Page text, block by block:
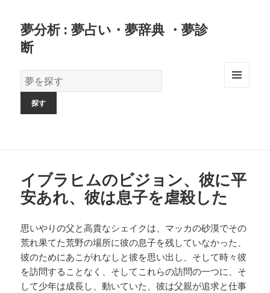
夢分析 : 夢占い・夢辞典 ・夢診
断
夢
の
イブラヒムのビジョン、彼に平
安あれ、彼は息子を虐殺した
思いやりの父と高貴なシェイクは、マッカの砂漠でその
荒れ果てた荒野の場所に彼の息子を残していなかった、
彼のためにあこがれなしと彼を思い出し、そして時々彼
を訪問することなく、そしてこれらの訪問の一つに、そ
して少年は成長し、動いていた、彼は父親が追求と仕事